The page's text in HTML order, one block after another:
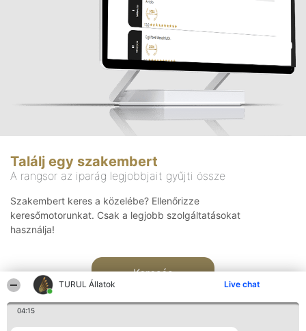
TURUL Állatok Live chat
04:15
Találj egy szakembert
A rangsor az iparág legjobbjait gyűjti össze
Szakembert keres a közelébe? Ellenőrizze
keresőmotorunkat. Csak a legjobb szolgáltatásokat
használja!
Keresés